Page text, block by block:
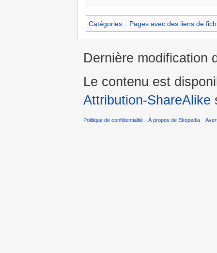
Catégories : Pages avec des liens de
Dernière modification
Le contenu est
Attribution-ShareAlike
Politique de confidentialité À propos de Ekopedia